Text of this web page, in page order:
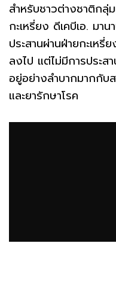
สำหรับชาวต่างชาติกลุ่
กะเหรี่ยง ดีเคบีเอ. มา
ประสานผ่านฝ่ายกะเหรี่
ลงไป แต่ไม่มีการประ
อยู่อย่างลำบากมากกับ
และยารักษาโรค